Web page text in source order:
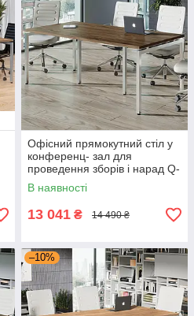
Офісний прямокутний стіл у
конференц- зал для
проведення зборів і нарад Q-
200 Горіх Модена Loft design
В наявності
13 041 ₴ 14 490 ₴
–10%